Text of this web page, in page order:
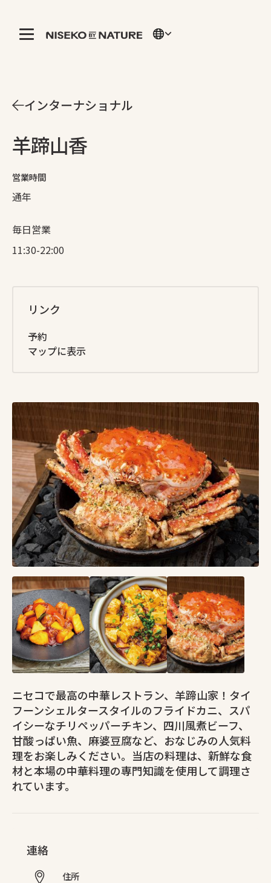
インターナショナル
羊蹄山香
営業時間
通年
毎日営業
11:30-22:00
リンク
予約
マップに表示
ニセコで最高の中華レストラン、羊蹄山家！タイ
フーンシェルタースタイルのフライドカニ、スパ
イシーなチリペッパーチキン、四川風煮ビーフ、
甘酸っぱい魚、麻婆豆腐など、おなじみの人気料
理をお楽しみください。当店の料理は、新鮮な食
材と本場の中華料理の専門知識を使用して調理さ
れています。
連絡
住所